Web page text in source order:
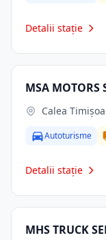
Detalii stație
MSA MOTORS
Calea
Autoturisme
Detalii stație
MHS TRUCK